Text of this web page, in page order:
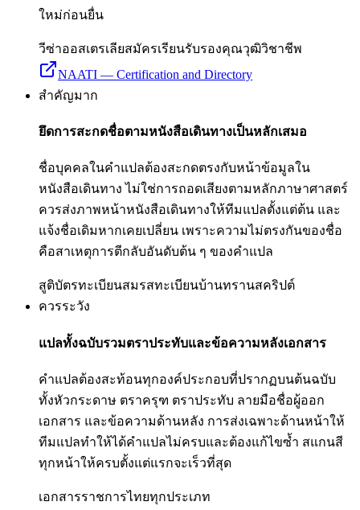
ใหม่ก่อนยื่น
วีซ่าออสเตรเลียสมัครเรียนรับรองคุณวุฒิวิชาชีพ
NAATI — Certification and Directory
สำคัญมาก
ยึดการสะกดชื่อตามหนังสือเดินทางเป็นหลักเสมอ
ชื่อบุคคลในคำแปลต้องสะกดตรงกับหน้าข้อมูลใน
หนังสือเดินทาง ไม่ใช่การถอดเสียงตามหลักภาษาศาสตร์
ควรส่งภาพหน้าหนังสือเดินทางให้ทีมแปลตั้งแต่ต้น และ
แจ้งชื่อเดิมหากเคยเปลี่ยน เพราะความไม่ตรงกันของชื่อ
คือสาเหตุการตีกลับอันดับต้น ๆ ของคำแปล
สูติบัตรทะเบียนสมรสทะเบียนบ้านทรานสคริปต์
ควรระวัง
แปลทั้งฉบับรวมตราประทับและข้อความหลังเอกสาร
คำแปลต้องสะท้อนทุกองค์ประกอบที่ปรากฏบนต้นฉบับ
ทั้งหัวกระดาษ ตราครุฑ ตราประทับ ลายมือชื่อผู้ออก
เอกสาร และข้อความด้านหลัง การส่งเฉพาะด้านหน้าให้
ทีมแปลทำให้ได้คำแปลไม่ครบและต้องแก้ไขซ้ำ สแกนสี
ทุกหน้าให้ครบตั้งแต่แรกจะเร็วที่สุด
เอกสารราชการไทยทุกประเภท